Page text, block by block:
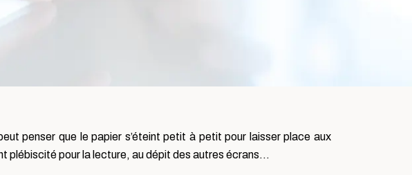
penser que le papier s’éteint petit à petit pour laisser place aux
plébiscité pour la lecture, au dépit des autres écrans…